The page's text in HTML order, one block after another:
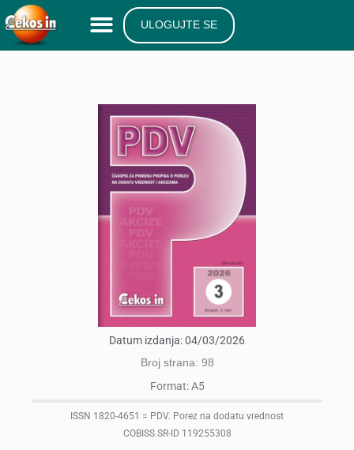
ULOGUJTE SE
Datum izdanja:04/03/2026
Broj strana: 98
Format: A5
ISSN 1820-4651 = PDV. Porez na dodatu vrednost
COBISS.SR-ID 119255308